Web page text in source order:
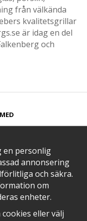
från välkända
kvalitetsgrillar
är idag en del
och
en personlig
annonsering
och säkra.
om
enheter.
eller välj